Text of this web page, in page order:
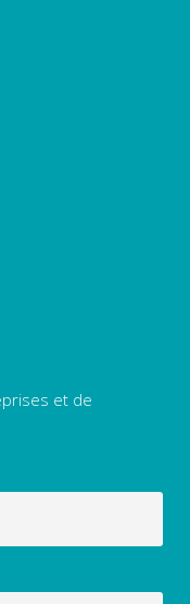
et de